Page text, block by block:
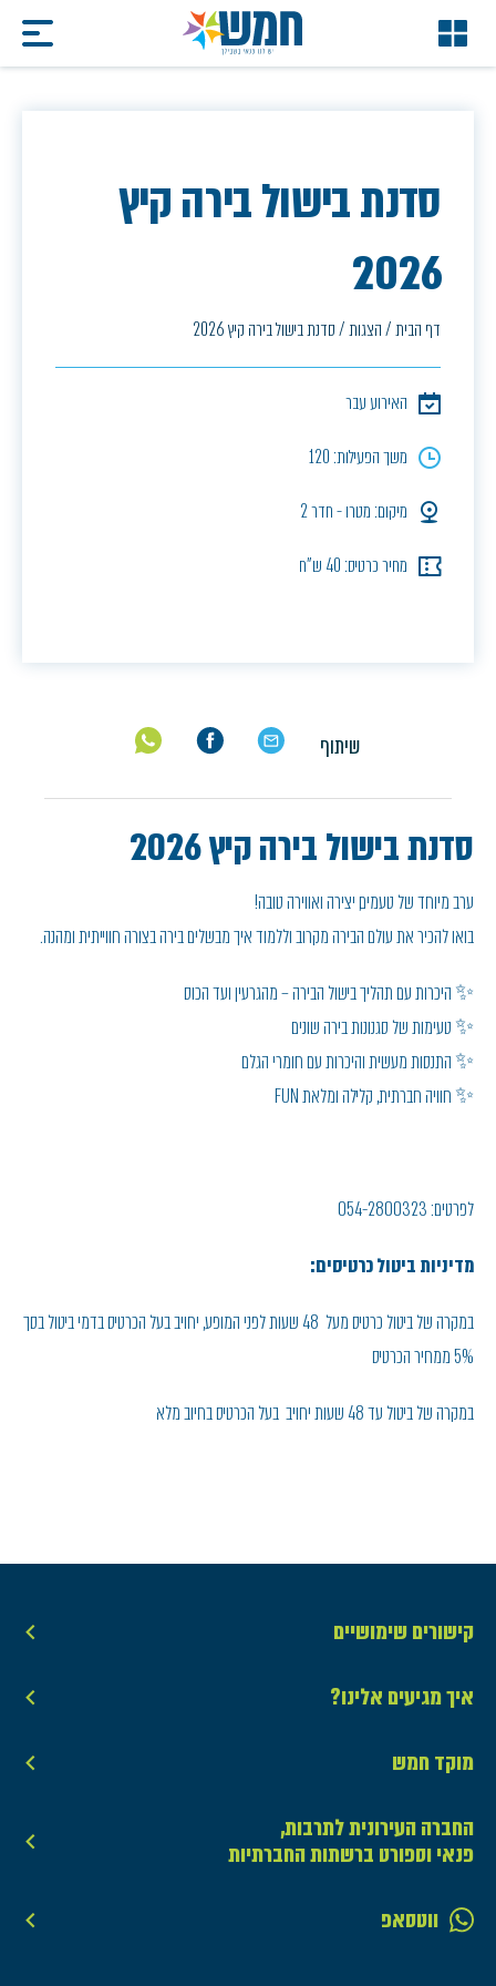
סדנת בישול בירה קיץ
2026
דף הבית/הצגות/סדנת בישול בירה קיץ 2026
האירוע עבר
משך הפעילות: 120
מיקום: מטרו - חדר 2
מחיר כרטיס: 40 ש"ח
שיתוף
סדנת בישול בירה קיץ 2026
ערב מיוחד של טעמים, יצירה ואווירה טובה!
בואו להכיר את עולם הבירה מקרוב וללמוד איך מבשלים בירה בצורה חווייתית ומהנה.
✨ היכרות עם תהליך בישול הבירה – מהגרעין ועד הכוס
✨ טעימות של סגנונות בירה שונים
✨ התנסות מעשית והיכרות עם חומרי הגלם
✨ חוויה חברתית, קלילה ומלאת FUN
לפרטים: 054-2800323
מדיניות ביטול כרטיסים:
במקרה של ביטול כרטיס מעל 48 שעות לפני המופע, יחויב בעל הכרטיס בדמי ביטול בסך
5% ממחיר הכרטיס
במקרה של ביטול עד 48 שעות יחויב בעל הכרטיס בחיוב מלא
קישורים שימושיים
איך מגיעים אלינו?
מוקד חמש
החברה העירונית לתרבות,
פנאי וספורט ברשתות החברתיות
ווטסאפ